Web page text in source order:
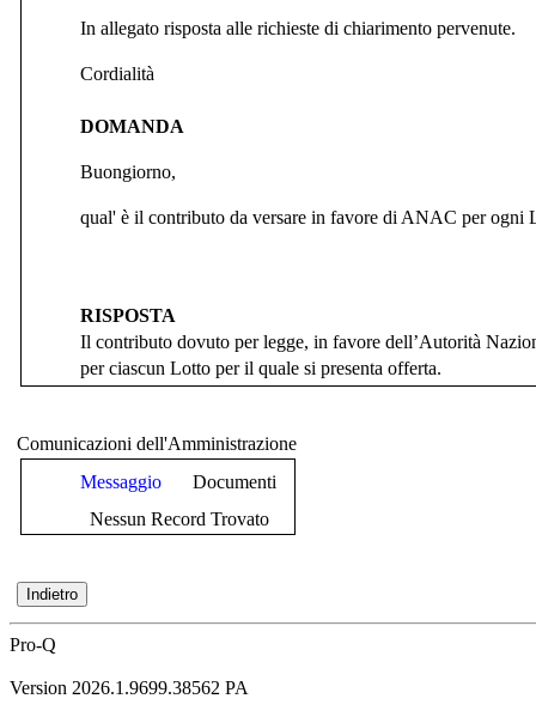
In allegato risposta alle richieste di chiarimento pervenute.
Cordialità
DOMANDA
Buongiorno,
qual' è il contributo da versare in favore di ANAC per ogni
RISPOSTA
Il contributo dovuto per legge, in favore dell’Autorità
per ciascun Lotto per il quale si presenta offerta.
Comunicazioni dell'Amministrazione
Messaggio
Documenti
Nessun Record Trovato
Pro-Q
Version 2026.1.9699.38562 PA